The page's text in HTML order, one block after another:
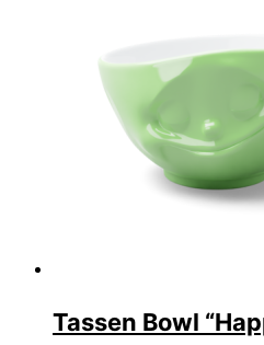
Tassen Bowl